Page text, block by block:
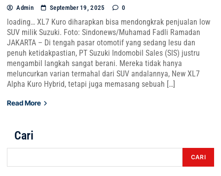
Admin September 19, 2025 0
loading… XL7 Kuro diharapkan bisa mendongkrak penjualan low
SUV milik Suzuki. Foto: Sindonews/Muhamad Fadli Ramadan
JAKARTA – Di tengah pasar otomotif yang sedang lesu dan
penuh ketidakpastian, PT Suzuki Indomobil Sales (SIS) justru
mengambil langkah sangat berani. Mereka tidak hanya
meluncurkan varian termahal dari SUV andalannya, New XL7
Alpha Kuro Hybrid, tetapi juga memasang sebuah […]
Read More
Cari
CARI